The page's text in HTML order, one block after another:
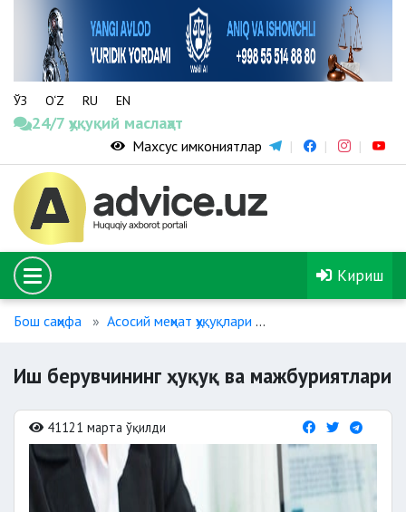
ЎЗ O‘Z RU EN
24/7 ҳуқуқий маслаҳат
Махсус имкониятлар
Кириш
Бош саҳифа Асосий меҳнат ҳуқуқлари
Иш берувчининг ҳуқуқ ва мажбуриятлари
41121 марта ўқилди